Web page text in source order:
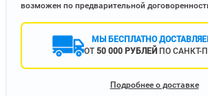
возможен по предварительной
МЫ БЕСПЛАТНО
ОТ 50 000 РУБЛЕЙ ПО САНКТ-
Подробнее о доставке